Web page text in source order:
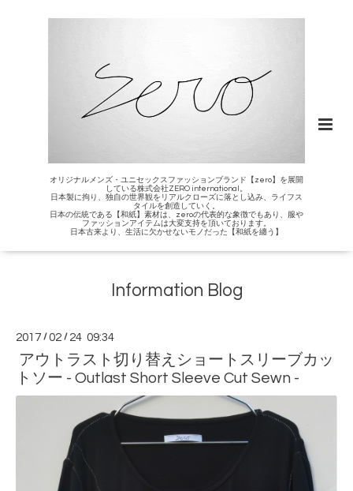
オリジナルメンズ・ユニセックスファッションブランド【zero】を展開
している株式会社ZERO international。
日本製に拘り、独自の世界観をリアルクローズに落とし込み、ライフス
タイルを創造していく。
日本の伝統である【和紙】素材は、zeroの代表的な象徴でもあり、服や
ファッションアイテムは大変支持を頂いております。
日本古来より、生活に欠かせないモノだった【和紙を纏う】
Information Blog
2017 /02 / 24 09:34
アウトラスト切り替えショートスリーブカッ
トソー - Outlast Short Sleeve Cut Sewn -